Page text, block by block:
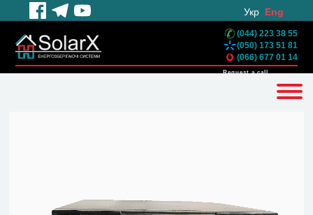
Укр Eng
(044) 223 38 55
(050) 173 51 81
(066) 677 01 14
Request a call